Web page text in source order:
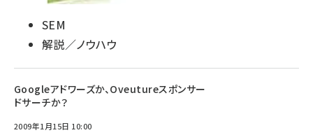
SEM
解説／ノウハウ
Googleアドワーズか、Oveutureスポンサー
ドサーチか？
2009年1月15日 10:00